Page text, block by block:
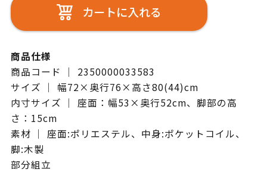
カートに入れる
商品仕様
商品コード ｜ 2350000033583
サイズ ｜ 幅72×奥行76×高さ80(44)cm
内寸サイズ ｜ 座面：幅53×奥行52cm、脚部の高
さ：15cm
素材 ｜ 座面:ポリエステル、中身:ポケットコイル、
脚:木製
部分組立